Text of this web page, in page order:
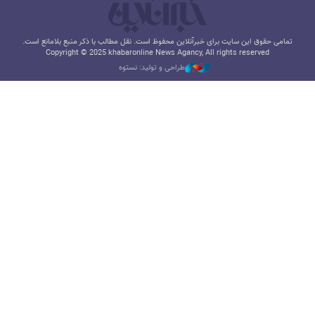
تمامی حقوق این سایت برای خبرآنلاین محفوظ است. نقل مطالب با ذکر منبع بلامانع است.
Copyright © 2025 khabaronline News Agancy, All rights reserved
طراحی و تولید: نستوه